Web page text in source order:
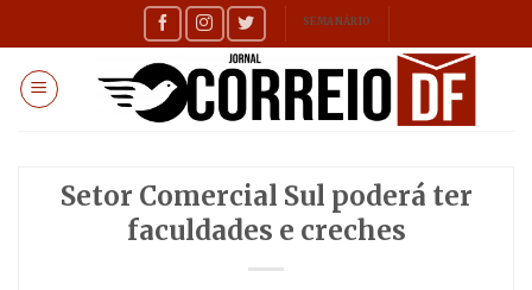
to
content
SEMANÁRIO
Setor Comercial Sul poderá ter
faculdades e creches